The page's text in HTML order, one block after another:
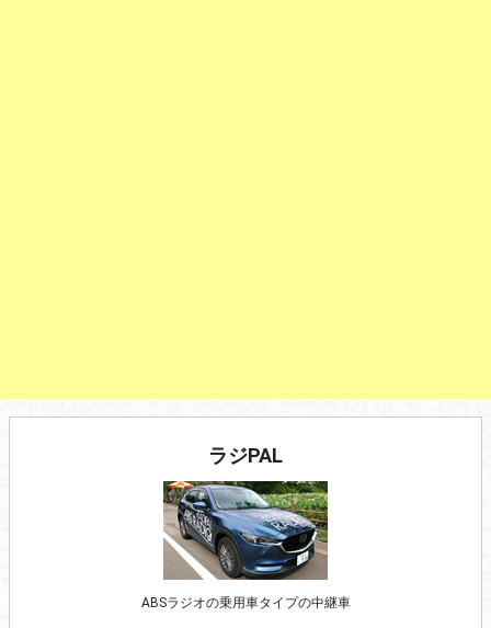
ラジPAL
ABSラジオの乗用車タイプの中継車